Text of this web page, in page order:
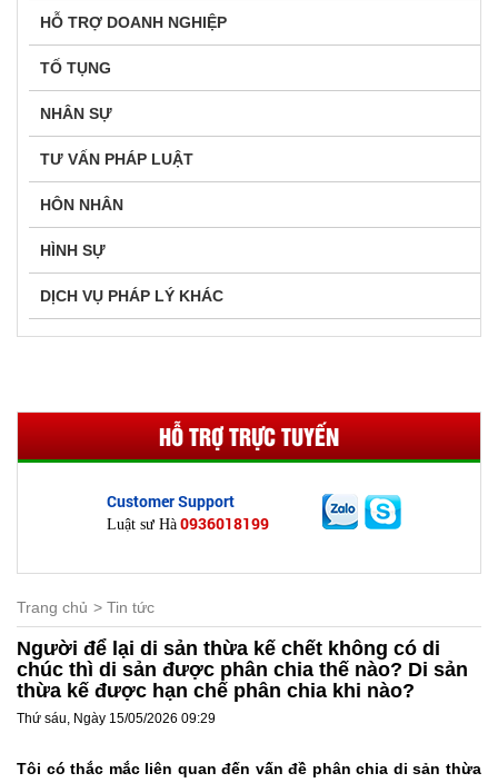
HỖ TRỢ DOANH NGHIỆP
TỐ TỤNG
NHÂN SỰ
TƯ VẤN PHÁP LUẬT
HÔN NHÂN
HÌNH SỰ
DỊCH VỤ PHÁP LÝ KHÁC
HỖ TRỢ TRỰC TUYẾN
Customer Support
Luật sư Hà 0936018199
Trang chủ Tin tức
Người để lại di sản thừa kế chết không có di
chúc thì di sản được phân chia thế nào? Di sản
thừa kế được hạn chế phân chia khi nào?
Thứ sáu, Ngày 15/05/2026 09:29
Tôi có thắc mắc liên quan đến vấn đề phân chia di sản thừa